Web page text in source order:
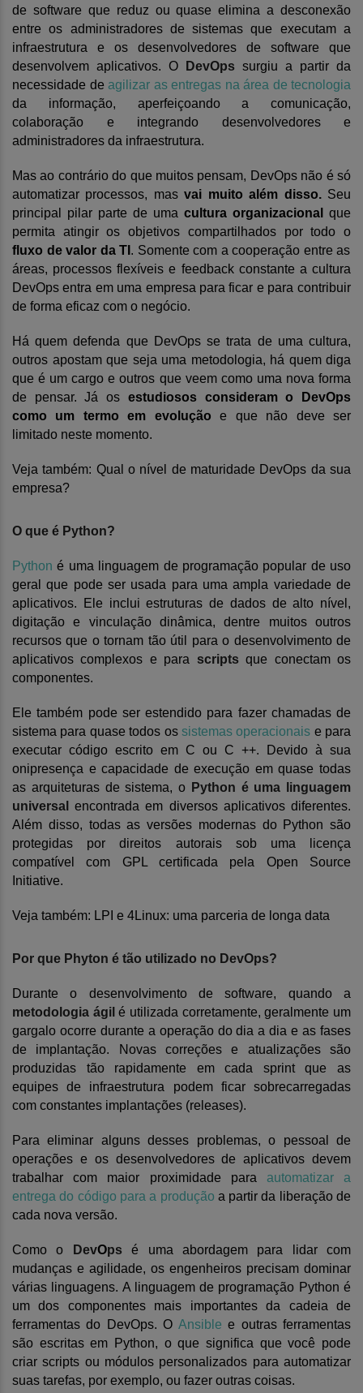
de software que reduz ou quase elimina a desconexão
entre os administradores de sistemas que executam a
infraestrutura e os desenvolvedores de software que
desenvolvem aplicativos. O
DevOps surgiu a partir da
necessidade de agilizar as entregas na área de tecnologia
da informação, aperfeiçoando a comunicação,
colaboração e integrando desenvolvedores e
administradores da infraestrutura.
Mas ao contrário do que muitos pensam, DevOps não é só
automatizar processos, masvai muito além disso. Seu
principal pilar parte de uma cultura organizacional que
permita atingir os objetivos compartilhados por todo o
fluxo de valor da TI . Somente com a cooperação entre as
áreas, processos flexíveis e feedback constante a cultura
DevOps entra em uma empresa para ficar e para contribuir
de forma eficaz com o negócio.
Há quem defenda que DevOpsse trata de uma cultura,
outros apostam que seja uma metodologia, há quem diga
que é um cargo e outros que veem como uma nova forma
de pensar. Já os estudiosos consideram o DevOps
como um termo em evoluçãoe que não deve ser
limitado neste momento.
Veja também: Qual o nível de maturidade DevOps da sua
empresa?
O que é Python?
Python é uma linguagem de programação popular de uso
geral que pode ser usada para uma ampla variedade de
aplicativos. Ele inclui estruturas de dados de alto nível,
digitação e vinculação dinâmica, dentre muitos outros
recursos que o tornam tão útil para o desenvolvimento de
aplicativos complexos e para scriptsque conectam os
componentes.
Ele também pode ser estendido para fazer chamadas de
sistema para quase todos os sistemas operacionais e para
executar código escrito em C ou C ++. Devido à sua
onipresença e capacidade de execução em quase todas
as arquiteturas de sistema, o Python é uma linguagem
universal
encontrada em diversos aplicativos diferentes.
Além disso, todas as versões modernas do Python são
protegidas por direitos autorais sob uma
licença
compatível com GPL certificada pela Open Source
Initiative.
Veja também: LPI e 4Linux: uma parceria de longa data
Por que Phyton é tão utilizado no DevOps?
Durante o desenvolvimento de software, quando a
metodologia ágil é utilizada corretamente, geralmente um
gargalo ocorre durante a operação do dia a dia e as fases
de implantação. Novas correções e atualizações são
produzidas tão rapidamente em cada sprint que as
equipes de infraestrutura podem ficar sobrecarregadas
com constantes implantações (releases).
Para eliminar alguns desses problemas, o pessoal de
operações e os desenvolvedores de aplicativos devem
trabalhar com maior proximidade para automatizar a
entrega do código para a produção a partir da liberação de
cada nova versão.
Como o DevOpsé uma abordagem para lidar com
mudanças e agilidade, os engenheiros precisam dominar
várias linguagens. A linguagem de programação Python é
um dos componentes mais importantes da cadeia de
ferramentas do DevOps. O Ansible e outras ferramentas
são escritas em Python, o que significa que você pode
criar scripts ou módulos personalizados para automatizar
suas tarefas, por exemplo, ou fazer outras coisas.